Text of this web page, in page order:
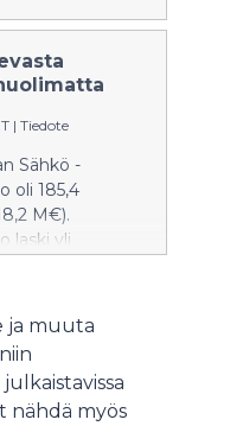
käyttöön
on kaikkea
osa
laitoksen
| Tiedote
Sähkö -
oli 185,4
M€).
laski yli
17,5 (20,4 %).
nousi 56,0
laski
18,5 miljoonaa
ja muuta
nähdä myös